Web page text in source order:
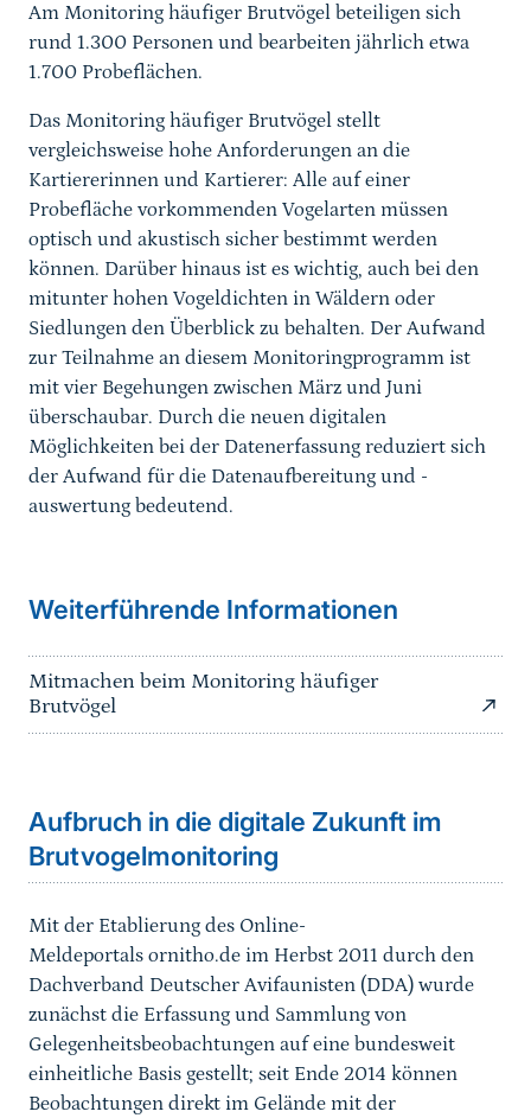
Am Monitoring häufiger Brutvögel beteiligen sich
rund 1.300 Personen und bearbeiten jährlich etwa
1.700 Probeflächen.
Das Monitoring häufiger Brutvögel stellt
vergleichsweise hohe Anforderungen an die
Kartiererinnen und Kartierer: Alle auf einer
Probefläche vorkommenden Vogelarten müssen
optisch und akustisch sicher bestimmt werden
können. Darüber hinaus ist es wichtig, auch bei den
mitunter hohen Vogeldichten in Wäldern oder
Siedlungen den Überblick zu behalten. Der Aufwand
zur Teilnahme an diesem Monitoringprogramm ist
mit vier Begehungen zwischen März und Juni
überschaubar. Durch die neuen digitalen
Möglichkeiten bei der Datenerfassung reduziert sich
der Aufwand für die Datenaufbereitung und -
auswertung bedeutend.
Weiterführende Informationen
Mitmachen beim Monitoring häufiger
Brutvögel
Aufbruch in die digitale Zukunft im
Brutvogelmonitoring
Mit der Etablierung des Online-
Meldeportals ornitho.de im Herbst 2011 durch den
Dachverband Deutscher Avifaunisten (DDA) wurde
zunächst die Erfassung und Sammlung von
Gelegenheitsbeobachtungen auf eine bundesweit
einheitliche Basis gestellt; seit Ende 2014 können
Beobachtungen direkt im Gelände mit der